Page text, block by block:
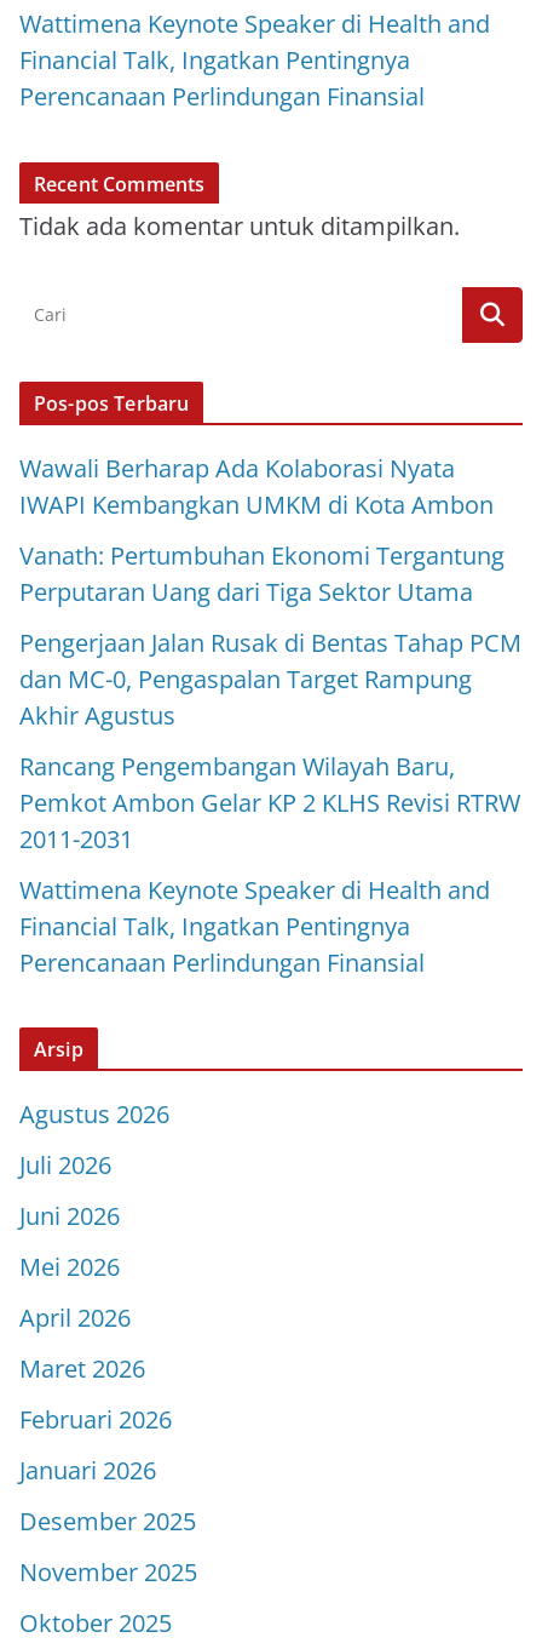
Wattimena Keynote Speaker di Health and
Financial Talk, Ingatkan Pentingnya
Perencanaan Perlindungan Finansial
Recent Comments
Tidak ada komentar untuk ditampilkan.
Pos-pos Terbaru
Wawali Berharap Ada Kolaborasi Nyata
IWAPI Kembangkan UMKM di Kota Ambon
Vanath: Pertumbuhan Ekonomi Tergantung
Perputaran Uang dari Tiga Sektor Utama
Pengerjaan Jalan Rusak di Bentas Tahap PCM
dan MC-0, Pengaspalan Target Rampung
Akhir Agustus
Rancang Pengembangan Wilayah Baru,
Pemkot Ambon Gelar KP 2 KLHS Revisi RTRW
2011-2031
Wattimena Keynote Speaker di Health and
Financial Talk, Ingatkan Pentingnya
Perencanaan Perlindungan Finansial
Arsip
Agustus 2026
Juli 2026
Juni 2026
Mei 2026
April 2026
Maret 2026
Februari 2026
Januari 2026
Desember 2025
November 2025
Oktober 2025